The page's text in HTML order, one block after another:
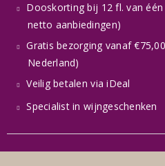
Dooskorting bij 12 fl. van
netto aanbiedingen)
Gratis bezorging vanaf
Nederland)
Veilig betalen via iDeal
Specialist in wijngeschenken